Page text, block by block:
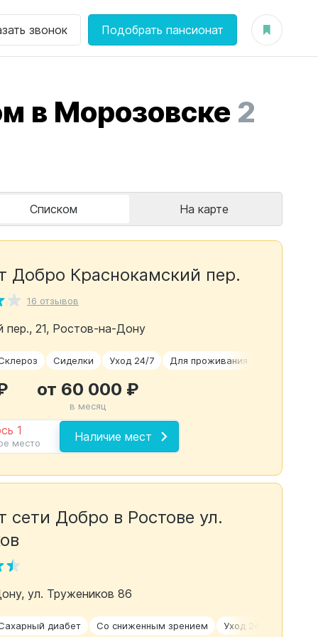
звонок Подобрать пансионат
в Морозовске 2
Списком На карте
Добро Краснокамский пер.
16 отзывов
пер., 21, Ростов-на-Дону
Сиделки Уход 24/7 Для проживания
1
место Наличие мест
от 60 000 ₽
в месяц
сети Добро в Ростове ул.
ул. Тружеников 86
диабет Со сниженным зрением Уход 24/7